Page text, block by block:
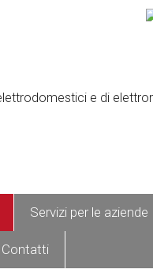
Servizi per le aziende
Contatti